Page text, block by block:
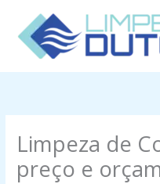
para
Limpeza de
preço e